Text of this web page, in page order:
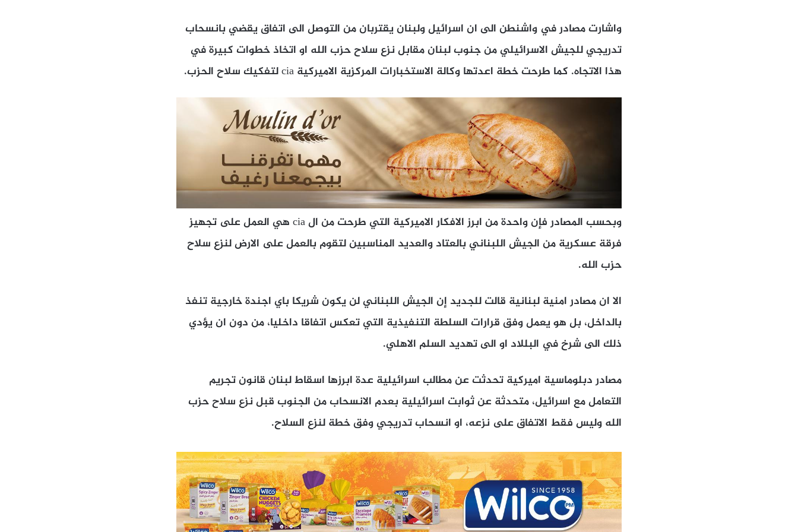
واشارت مصادر في واشنطن الى ان اسرائيل ولبنان يقتربان من التوصل الى اتفاق يقضي بانسحاب
تدريجي للجيش الاسرائيلي من جنوب لبنان مقابل نزع سلاح حزب الله او اتخاذ خطوات كبيرة في
هذا الاتجاه. كما طرحت خطة اعدتها وكالة الاستخبارات المركزية الاميركية cia لتفكيك سلاح الحزب.
وبحسب المصادر فإن واحدة من ابرز الافكار الاميركية التي طرحت من ال cia هي العمل على تجهيز
فرقة عسكرية من الجيش اللبناني بالعتاد والعديد المناسبين لتقوم بالعمل على الارض لنزع سلاح
حزب الله.
الا ان مصادر امنية لبنانية قالت للجديد إن الجيش اللبناني لن يكون شريكا باي اجندة خارجية تنفذ
بالداخل، بل هو يعمل وفق قرارات السلطة التنفيذية التي تعكس اتفاقا داخليا، من دون ان يؤدي
ذلك الى شرخ في البللاد او الى تهديد السلم الاهلي.
مصادر دبلوماسية اميركية تحدثت عن مطالب اسرائيلية عدة ابرزها اسقاط لبنان قانون تجريم
التعامل مع اسرائيل، متحدثة عن ثوابت اسرائيلية بعدم الانسحاب من الجنوب قبل نزع سلاح حزب
الله وليس فقط الاتفاق على نزعه، او انسحاب تدريجي وفق خطة لنزع السلاح.